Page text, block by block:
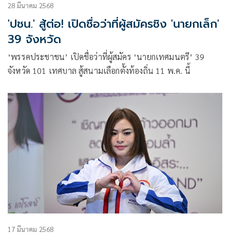
28 มีนาคม 2568
'ปชน.' สู้ต่อ! เปิดชื่อว่าที่ผู้สมัครชิง 'นายกเล็ก'
39 จังหวัด
‘พรรคประชาชน’ เปิดชื่อว่าที่ผู้สมัคร ‘นายกเทศมนตรี’ 39
จังหวัด 101 เทศบาล สู้สนามเลือกตั้งท้องถิ่น 11 พ.ค. นี้
17 มีนาคม 2568